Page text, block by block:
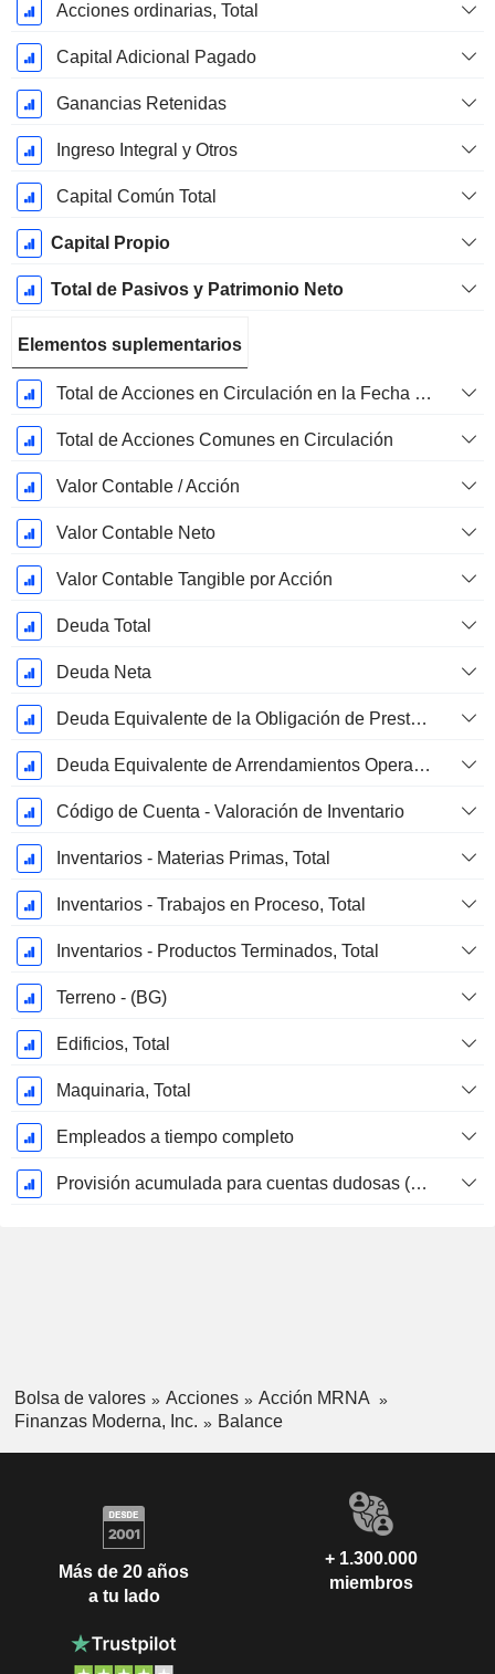
Acciones ordinarias, Total
Capital Adicional Pagado
Ganancias Retenidas
Ingreso Integral y Otros
Capital Común Total
Capital Propio
Total de Pasivos y Patrimonio Neto
Elementos suplementarios
Total de Acciones en Circulación en la Fecha de Presentación
Total de Acciones Comunes en Circulación
Valor Contable / Acción
Valor Contable Neto
Valor Contable Tangible por Acción
Deuda Total
Deuda Neta
Deuda Equivalente de la Obligación de Prestación Proyectada No Financiada
Deuda Equivalente de Arrendamientos Operativos
Código de Cuenta - Valoración de Inventario
Inventarios - Materias Primas, Total
Inventarios - Trabajos en Proceso, Total
Inventarios - Productos Terminados, Total
Terreno - (BG)
Edificios, Total
Maquinaria, Total
Empleados a tiempo completo
Provisión acumulada para cuentas dudosas (Suplemento)
Bolsa de valores Acciones
Acción MRNA
Finanzas Moderna, Inc.
Balance
Más de 20 años
a tu lado
+ 1.300.000
miembros